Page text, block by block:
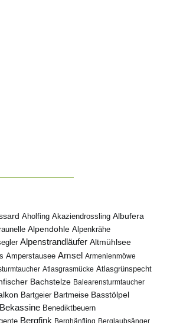
Aholfing Akaziendrossling Albufera
Alpendohle Alpenkrähe
Alpenstrandläufer Altmühlsee
Amperstausee Amsel Armenienmöwe
Atlasgrasmücke Atlasgrünspecht
Bachstelze Balearensturmtaucher
Bartgeier Bartmeise Basstölpel
Bekassine Benediktbeuern
Bergfink Berghänfling Berglaubsänger